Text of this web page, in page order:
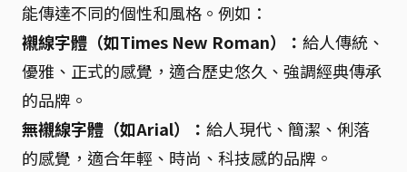
能傳達不同的個性和風格。例如：
襯線字體（如Times New Roman）： 給人傳統、
優雅、正式的感覺，適合歷史悠久、強調經典傳承
的品牌。
無襯線字體（如Arial）： 給人現代、簡潔、俐落
的感覺，適合年輕、時尚、科技感的品牌。